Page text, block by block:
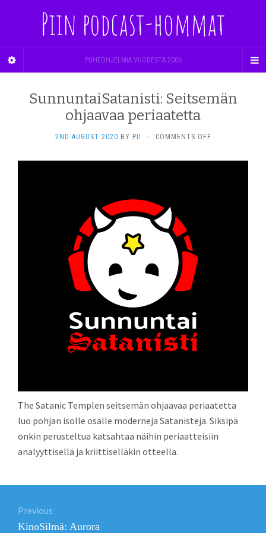
Piin podcast-hommat
PUHEOHJELMIA VUODESTA 2006
SunnuntaiSatanisti: Seitsemän
ohjaavaa periaatetta
2ND AUGUST 2020 BY PII · COMMENTS OFFON
SEITSEMÄN
The Satanic Templen seitsemän ohjaavaa periaatetta
luo pohjan isolle osalle moderneja Satanisteja. Siksipä
onkin perusteltua katsahtaa näihin periaatteisiin
analyyttisellä ja kriittiselläkin otteella.
navigation
Previous
Previous
KinoSilmä: Aurora